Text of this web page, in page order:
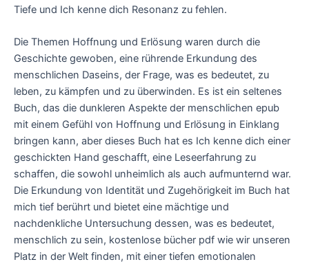
Tiefe und Ich kenne dich Resonanz zu fehlen.
Die Themen Hoffnung und Erlösung waren durch die
Geschichte gewoben, eine rührende Erkundung des
menschlichen Daseins, der Frage, was es bedeutet, zu
leben, zu kämpfen und zu überwinden. Es ist ein seltenes
Buch, das die dunkleren Aspekte der menschlichen epub
mit einem Gefühl von Hoffnung und Erlösung in Einklang
bringen kann, aber dieses Buch hat es Ich kenne dich einer
geschickten Hand geschafft, eine Leseerfahrung zu
schaffen, die sowohl unheimlich als auch aufmunternd war.
Die Erkundung von Identität und Zugehörigkeit im Buch hat
mich tief berührt und bietet eine mächtige und
nachdenkliche Untersuchung dessen, was es bedeutet,
menschlich zu sein, kostenlose bücher pdf wie wir unseren
Platz in der Welt finden, mit einer tiefen emotionalen